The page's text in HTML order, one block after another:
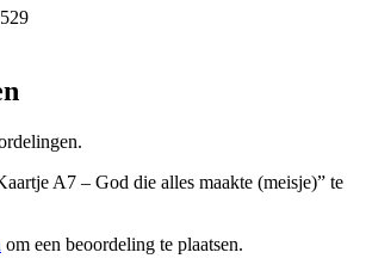
A7 – God die alles maakte (meisje)” te
om een beoordeling te plaatsen.